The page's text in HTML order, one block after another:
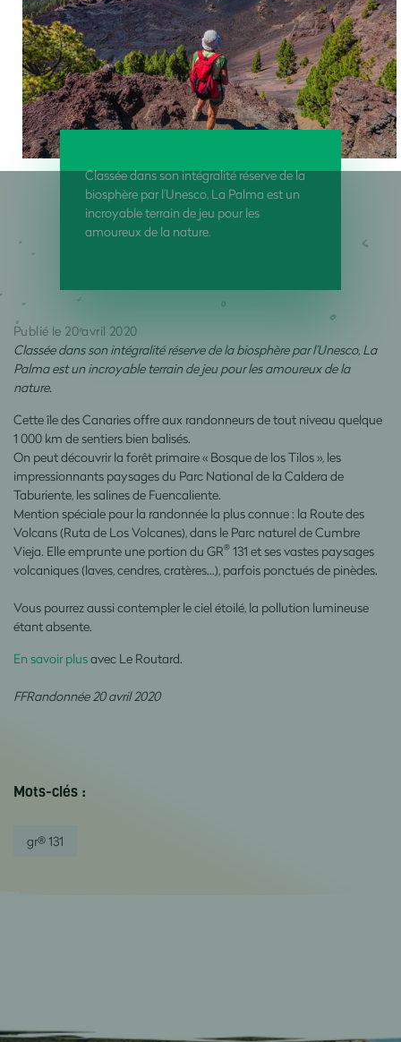
Classée dans son intégralité réserve de la
biosphère par l’Unesco, La Palma est un
incroyable terrain de jeu pour les
amoureux de la nature.
Publié le 20 avril 2020
Classée dans son intégralité réserve de la biosphère par l’Unesco, La
Palma est un incroyable terrain de jeu pour les amoureux de la
nature.
Cette île des Canaries offre aux randonneurs de tout niveau quelque
1 000 km de sentiers bien balisés.
On peut découvrir la forêt primaire « Bosque de los Tilos », les
impressionnants paysages du Parc National de la Caldera de
Taburiente, les salines de Fuencaliente.
Mention spéciale pour la randonnée la plus connue : la Route des
Volcans (Ruta de Los Volcanes), dans le Parc naturel de Cumbre
Vieja. Elle emprunte une portion du GR® 131 et ses vastes paysages
volcaniques (laves, cendres, cratères…), parfois ponctués de pinèdes.
Vous pourrez aussi contempler le ciel étoilé, la pollution lumineuse
étant absente.
En savoir plusavec Le Routard.
FFRandonnée 20 avril 2020
Mots-clés :
gr® 131